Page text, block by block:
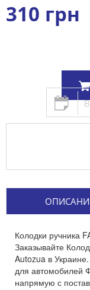
310 грн
Колодки ручника
Заказывайте
Autozua в
для автомобилей
напрямую с